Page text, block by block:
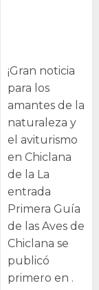
¡Gran noticia
para los
amantes de la
naturaleza y
el aviturismo
en Chiclana
de la La
entrada
Primera Guía
de las Aves de
Chiclana se
publicó
primero en .